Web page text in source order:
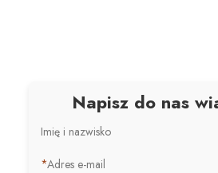
Napisz do nas
Imię i nazwisko
*Adres e-mail